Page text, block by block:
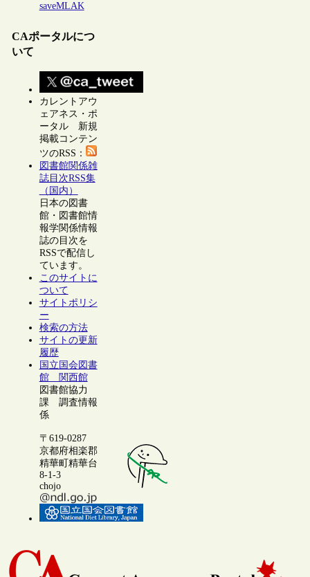
saveMLAK
CAポータルにつ
いて
カレントアウ
ェアネス・ポ
ータル 新規
掲載コンテン
ツのRSS：
図書館関係雑
誌目次RSS集
（国内）
日本の図書
館・図書館情
報学関係情報
誌の目次を
RSSで配信し
ています。
このサイトに
ついて
サイトポリシ
ー
検索の方法
サイトの更新
履歴
国立国会図書
館 関西館
図書館協力
課 調査情報
係
〒619-0287
京都府相楽郡
精華町精華台
8-1-3
chojo